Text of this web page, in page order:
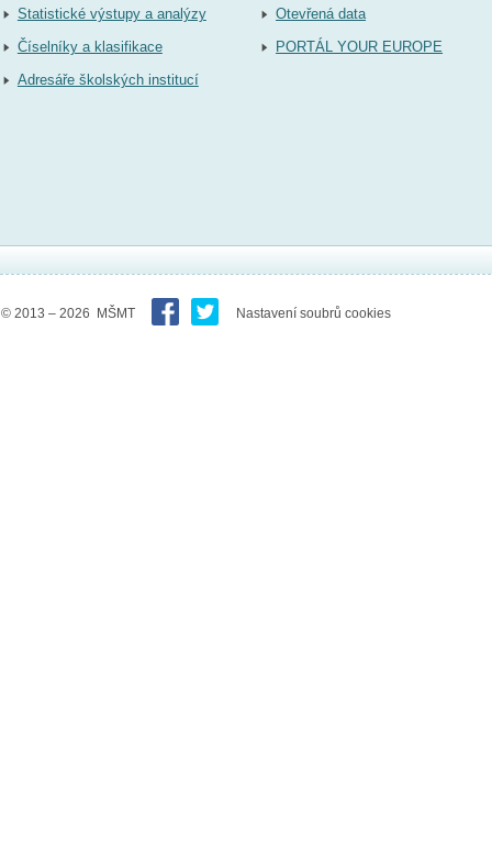
Statistické výstupy a analýzy
Číselníky a klasifikace
Adresáře školských institucí
Otevřená data
PORTÁL YOUR EUROPE
© 2013 – 2026 MŠMT Nastavení soubrů cookies